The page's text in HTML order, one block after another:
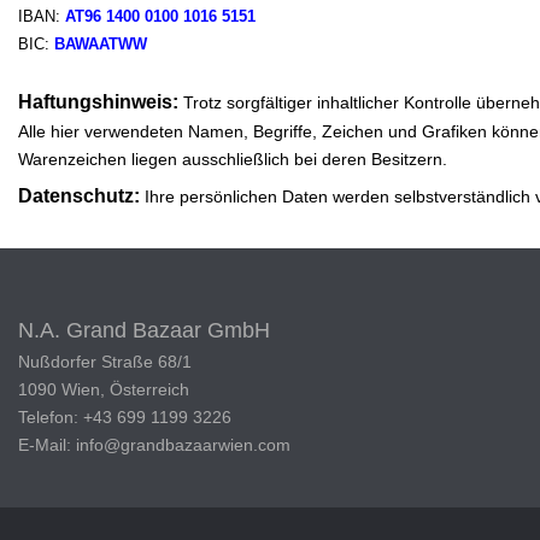
IBAN: AT96 1400 0100 1016 5151
BIC: BAWAATWW
Haftungshinweis: Trotz sorgfältiger inhaltlicher Kontrolle
Alle hier verwendeten Namen, Begriffe, Zeichen und Grafiken
Warenzeichen liegen ausschließlich bei deren Besitzern.
Datenschutz: Ihre persönlichen Daten werden
N.A. Grand Bazaar GmbH
Nußdorfer Straße 68/1
1090 Wien, Österreich
Telefon: +43 699 1199 3226
E-Mail: info@grandbazaarwien.com